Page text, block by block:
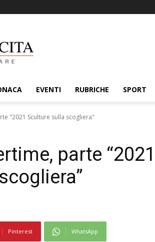
EVENTI RUBRICHE SPORT
"2021 Sculture sulla scogliera"
parte “2021
Pinterest WhatsApp